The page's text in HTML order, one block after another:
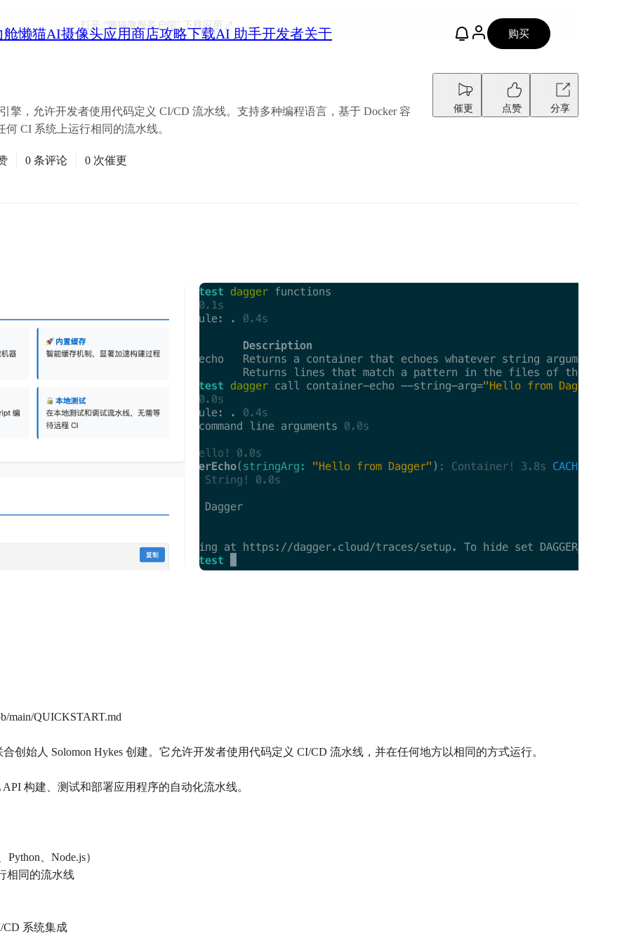
舱懒猫AI摄像头应用商店攻略下载AI 助手开发者关于 购买
打开 “懒猫微服客户端”下载应用
擎，允许开发者使用代码定义 CI/CD 流水线。支持多种编程语言，基于 Docker 容
CI 系统上运行相同的流水线。
催更 点赞 分享
0 条评论 0 次催更
main/QUICKSTART.md
创始人 Solomon Hykes 创建。它允许开发者使用代码定义 CI/CD 流水线，并在任何地方以相同的方式运行。
构建、测试和部署应用程序的自动化流水线。
、Node.js）
相同的流水线
CD 系统集成